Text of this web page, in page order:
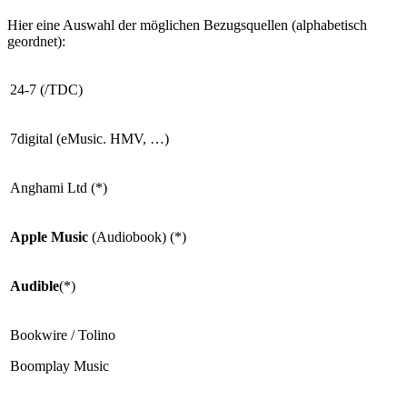
Hier eine Auswahl der möglichen Bezugsquellen (alphabetisch
geordnet):
24-7 (/TDC)
7digital (eMusic. HMV, …)
Anghami Ltd (*)
Apple Music (Audiobook) (*)
Audible(*)
Bookwire / Tolino
Boomplay Music